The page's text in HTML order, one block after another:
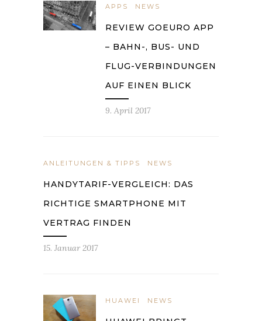
APPS NEWS
REVIEW GOEURO APP
– BAHN-, BUS- UND
FLUG-VERBINDUNGEN
AUF EINEN BLICK
9. April 2017
ANLEITUNGEN & TIPPS NEWS
HANDYTARIF-VERGLEICH: DAS
RICHTIGE SMARTPHONE MIT
VERTRAG FINDEN
15. Januar 2017
HUAWEI NEWS